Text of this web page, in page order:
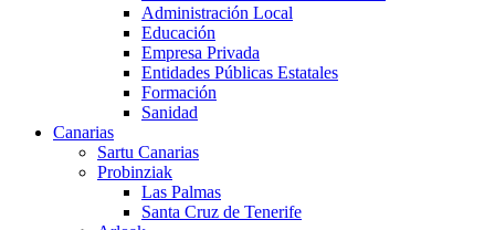
Administración Local
Educación
Empresa Privada
Entidades Públicas Estatales
Formación
Sanidad
Canarias
Sartu Canarias
Probinziak
Las Palmas
Santa Cruz de Tenerife